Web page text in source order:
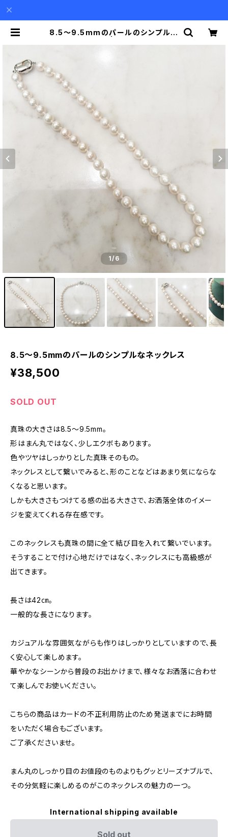
8.5〜9.5mmのパールのシンプルな
1/6
8.5〜9.5mmのパールのシンプルなネックレス
¥38,500
SOLD OUT
真珠の大きさは8.5〜9.5mm。
形はまん丸ではなく、少しエクボもあります。
色やツヤはしっかりとした真珠そのもの。
ネックレスとして繋いでみると、形のことなどはあまり気にならな
くなると思います。
しかも大きさもつけてる感の出る大きさで、お洒落全体のイメー
ジを変えてくれる存在感です。
このネックレスも真珠の間に全て結び目を入れて繋いでいます。
そうすることで付け心地だけではなく、ネックレスにも高級感が
出てきます。
長さは42㎝。
一般的な長さになります。
カジュアルな雰囲気ながらも作りはしっかりとしていますので、長
く安心して楽しめます。
華やかなシーンから普段のお出かけまで、様々なお洒落に合わせ
て楽しんでお使いください。
こちらの商品はカードの不正利用防止のため発送までにお時間
をいただく場合もございます。
ご了承くださいませ。
まん丸のしっかり目のお値段のものよりもグッとリーズナブルで、
その分気軽に楽しめるのがこのネックレスの魅力の一つ。
International shipping available
Sold out